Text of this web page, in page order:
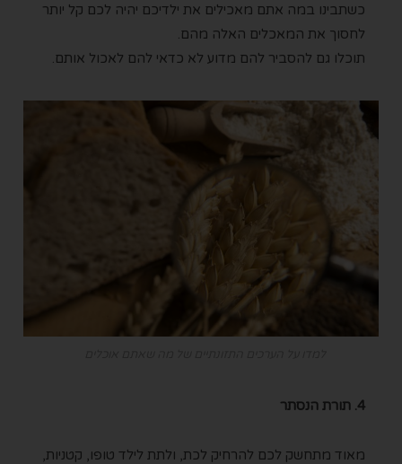
כשתבינו במה אתם מאכילים את ילדיכם יהיה לכם קל יותר
לחסוך את המאכלים האלה מהם.
תוכלו גם להסביר להם מדוע לא כדאי להם לאכול אותם.
4. תורת הנסתר
מאוד מתחשק לכם להרחיק לכת, ולתת לילד טופו, קטניות,